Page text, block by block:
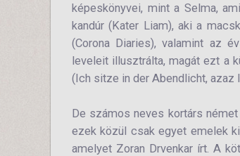
képeskönyvei, mint a Selma,
kandúr (Kater Liam), aki a
(Corona Diaries), valamint az
leveleit illusztrálta, magát ezt a
(Ich sitze in der Abendlicht, azaz
De számos neves kortárs
ezek közül csak egyet emelek
amelyet Zoran Drvenkar írt. A